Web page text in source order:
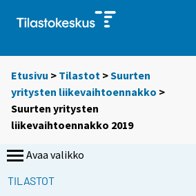
Etusivu > Tilastot >Suurten
yritysten liikevaihtoennakko >
Suurten yritysten
liikevaihtoennakko 2019
Avaa valikko
TILASTOT